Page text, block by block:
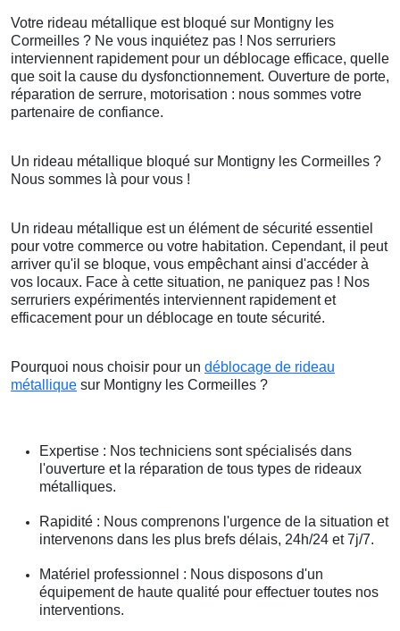
Votre rideau métallique est bloqué sur Montigny les
Cormeilles ? Ne vous inquiétez pas ! Nos serruriers
interviennent rapidement pour un déblocage efficace, quelle
que soit la cause du dysfonctionnement. Ouverture de porte,
réparation de serrure, motorisation : nous sommes votre
partenaire de confiance.
Un rideau métallique bloqué sur Montigny les Cormeilles ?
Nous sommes là pour vous !
Un rideau métallique est un élément de sécurité essentiel
pour votre commerce ou votre habitation. Cependant, il peut
arriver qu'il se bloque, vous empêchant ainsi d'accéder à
vos locaux. Face à cette situation, ne paniquez pas ! Nos
serruriers expérimentés interviennent rapidement et
efficacement pour un déblocage en toute sécurité.
Pourquoi nous choisir pour un déblocage de rideau
métallique sur Montigny les Cormeilles ?
Expertise : Nos techniciens sont spécialisés dans
l'ouverture et la réparation de tous types de rideaux
métalliques.
Rapidité : Nous comprenons l'urgence de la situation et
intervenons dans les plus brefs délais, 24h/24 et 7j/7.
Matériel professionnel : Nous disposons d'un
équipement de haute qualité pour effectuer toutes nos
interventions.